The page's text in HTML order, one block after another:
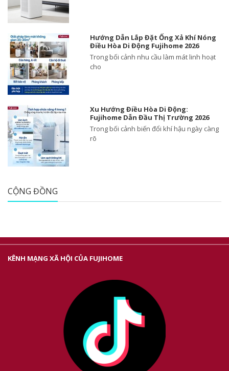
Hướng Dẫn Lắp Đặt Ống Xả Khí Nóng
Điều Hòa Di Động Fujihome 2026
Trong bối cảnh nhu cầu làm mát linh hoạt
cho
Xu Hướng Điều Hòa Di Động:
Fujihome Dẫn Đầu Thị Trường 2026
Trong bối cảnh biến đổi khí hậu ngày càng
rõ
CỘNG ĐỒNG
KÊNH MẠNG XÃ HỘI CỦA FUJIHOME